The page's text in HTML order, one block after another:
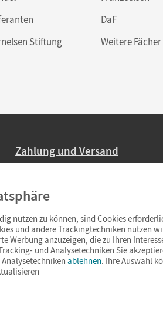
Stiftung
DaF
Weitere Fächer
Zahlung und Versand
Ab 59,– EUR Bestellwert
(Lieferung in 3–6 Tagen).
nutzen zu können, sind Cookies
und andere Trackingtechniken nutzen
Werbung anzuzeigen, die zu Ihren
und Analysetechniken Sie
ablehnen. Ihre Auswahl